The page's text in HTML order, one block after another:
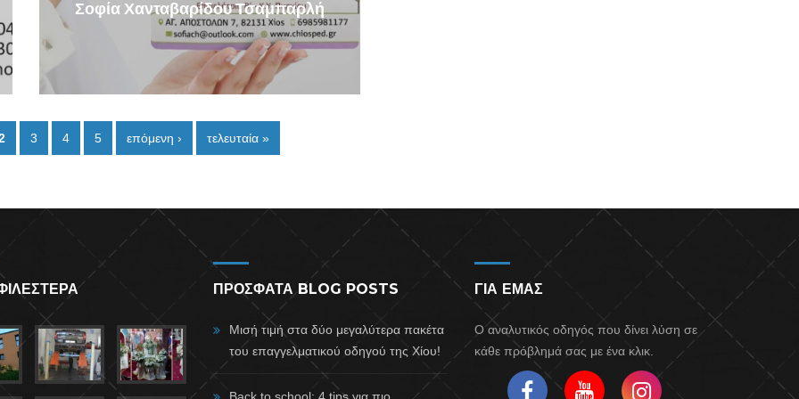
Σοφία Χανταβαρίδου Τσαμπαρλή
3 4 5 επόμενη › τελευταία »
ΠΡΟΣΦΑΤΑ BLOG POSTS
Μισή τιμή στα δύο μεγαλύτερα πακέτα
του επαγγελματικού οδηγού της Χίου!
ΓΙΑ ΕΜΑΣ
Ο αναλυτικός οδηγός που δίνει λύση σε
κάθε πρόβλημά σας με ένα κλικ.